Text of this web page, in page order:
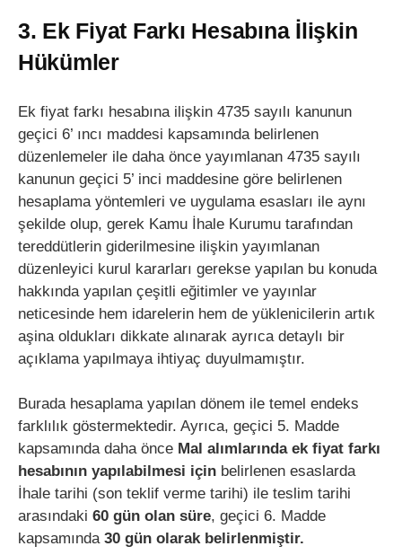
3. Ek Fiyat Farkı Hesabına İlişkin
Hükümler
Ek fiyat farkı hesabına ilişkin 4735 sayılı kanunun
geçici 6’ ıncı maddesi kapsamında belirlenen
düzenlemeler ile daha önce yayımlanan 4735 sayılı
kanunun geçici 5’ inci maddesine göre belirlenen
hesaplama yöntemleri ve uygulama esasları ile aynı
şekilde olup, gerek Kamu İhale Kurumu tarafından
tereddütlerin giderilmesine ilişkin yayımlanan
düzenleyici kurul kararları gerekse yapılan bu konuda
hakkında yapılan çeşitli eğitimler ve yayınlar
neticesinde hem idarelerin hem de yüklenicilerin artık
aşina oldukları dikkate alınarak ayrıca detaylı bir
açıklama yapılmaya ihtiyaç duyulmamıştır.
Burada hesaplama yapılan dönem ile temel endeks
farklılık göstermektedir. Ayrıca, geçici 5. Madde
kapsamında daha önce Mal alımlarında ek fiyat farkı
hesabının yapılabilmesi için belirlenen esaslarda
İhale tarihi (son teklif verme tarihi) ile teslim tarihi
arasındaki 60 gün olan süre, geçici 6. Madde
kapsamında 30 gün olarak belirlenmiştir.